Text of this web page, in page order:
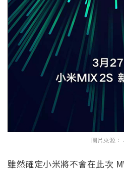
圖片來源：
雖然確定小米將不會在此次